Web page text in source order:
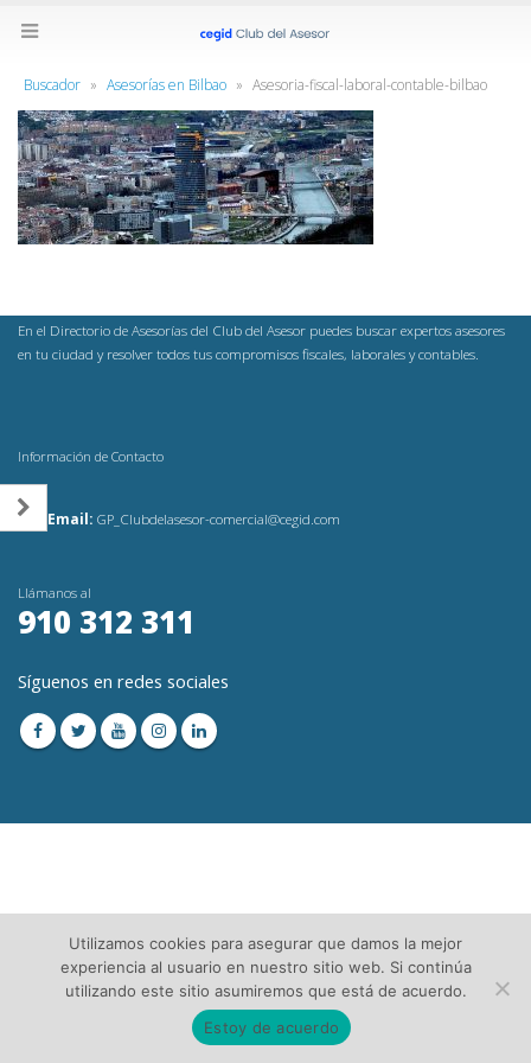
Buscador » Asesorías en Bilbao » Asesoria-fiscal-laboral-contable-bilbao
En el Directorio de Asesorías del Club del Asesor puedes buscar expertos asesores
en tu ciudad y resolver todos tus compromisos fiscales, laborales y contables.
Información de Contacto
Email: GP_Clubdelasesor-comercial@cegid.com
Llámanos al
910 312 311
Síguenos en redes sociales
AsesoríasUtilizamos cookies para asegurar que damos la mejor
experiencia al usuario en nuestro sitio web. Si continúa
utilizando este sitio asumiremos que está de acuerdo.
Estoy de acuerdo